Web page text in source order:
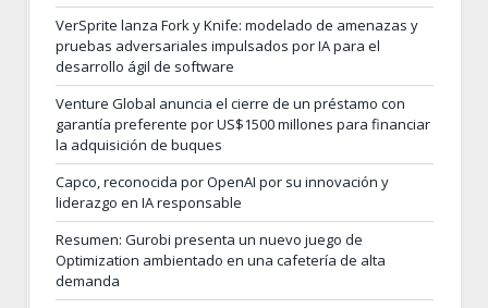
VerSprite lanza Fork y Knife: modelado de amenazas y
pruebas adversariales impulsados por IA para el
desarrollo ágil de software
Venture Global anuncia el cierre de un préstamo con
garantía preferente por US$1500 millones para financiar
la adquisición de buques
Capco, reconocida por OpenAI por su innovación y
liderazgo en IA responsable
Resumen: Gurobi presenta un nuevo juego de
Optimization ambientado en una cafetería de alta
demanda